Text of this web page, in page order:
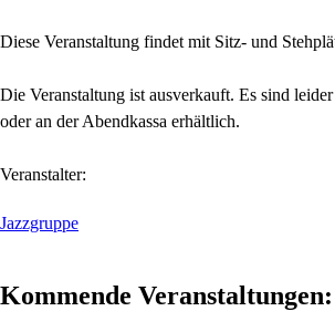
Diese Veranstaltung findet mit Sitz- und
Die Veranstaltung ist ausverkauft. Es sind
oder an der Abendkassa erhältlich.
Veranstalter:
Jazzgruppe
Kommende Veranstaltungen: